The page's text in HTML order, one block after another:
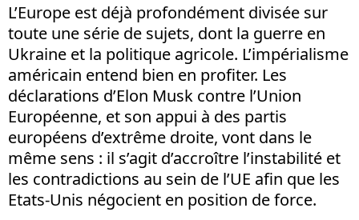
L’Europe est déjà profondément divisée sur
toute une série de sujets, dont la guerre en
Ukraine et la politique agricole. L’impérialisme
américain entend bien en profiter. Les
déclarations d’Elon Musk contre l’Union
Européenne, et son appui à des partis
européens d’extrême droite, vont dans le
même sens : il s’agit d’accroître l’instabilité et
les contradictions au sein de l’UE afin que les
Etats-Unis négocient en position de force.